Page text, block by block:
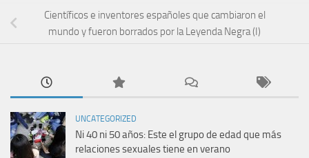
Científicos e inventores españoles que cambiaron el
mundo y fueron borrados por la Leyenda Negra (I)
UNCATEGORIZED
Ni 40 ni 50 años: Este el grupo de edad que más
relaciones sexuales tiene en verano